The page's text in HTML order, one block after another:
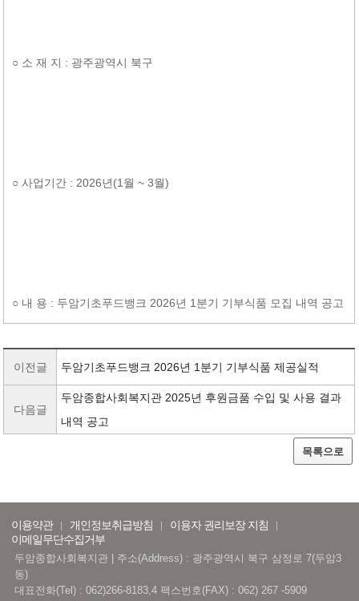
○ 소 재 지 : 광주광역시 북구
○ 사업기간 : 2026년(1월 ~ 3월)
○ 내 용 : 두암기초푸드뱅크 2026년 1분기 기부식품 모집 내역 공고
이전글 두암기초푸드뱅크 2026년 1분기 기부식품 제공실적
다음글
두암종합사회복지관 2025년 후원금품 수입 및 사용 결과
내역 공고
목록으로
이용약관 개인정보취급방침
이용자 권리보장 지침
이메일무단수집거부
두암종합사회복지관 | 주소(Address) : 광주광역시 북구 삼정로 7(두암3
동)
대표전화(Tel) : 062)266-8183,4 팩스번호(FAX) : 062) 267 -5909